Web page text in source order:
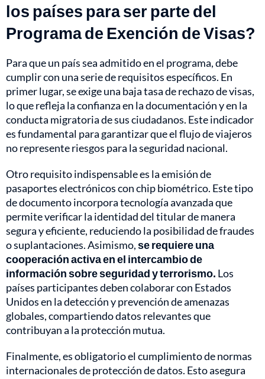
los países para ser parte del
Programa de Exención de Visas?
Para que un país sea admitido en el programa, debe
cumplir con una serie de requisitos específicos. En
primer lugar, se exige una baja tasa de rechazo de visas,
lo que refleja la confianza en la documentación y en la
conducta migratoria de sus ciudadanos. Este indicador
es fundamental para garantizar que el flujo de viajeros
no represente riesgos para la seguridad nacional.
Otro requisito indispensable es la emisión de
pasaportes electrónicos con chip biométrico. Este tipo
de documento incorpora tecnología avanzada que
permite verificar la identidad del titular de manera
segura y eficiente, reduciendo la posibilidad de fraudes
o suplantaciones. Asimismo,se requiere una
cooperación activa en el intercambio de
información sobre seguridad y terrorismo. Los
países participantes deben colaborar con Estados
Unidos en la detección y prevención de amenazas
globales, compartiendo datos relevantes que
contribuyan a la protección mutua.
Finalmente, es obligatorio el cumplimiento de normas
internacionales de protección de datos. Esto asegura